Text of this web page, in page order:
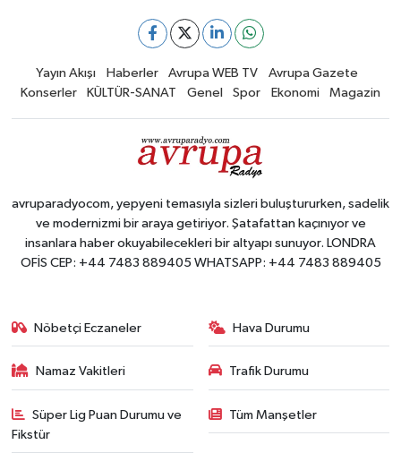
Yayın Akışı Haberler Avrupa WEB TV
Avrupa Gazete
Konserler
KÜLTÜR-SANAT Genel Spor Ekonomi Magazin
avruparadyocom, yepyeni temasıyla sizleri buluştururken, sadelik
ve modernizmi bir araya getiriyor. Şatafattan kaçınıyor ve
insanlara haber okuyabilecekleri bir altyapı sunuyor. LONDRA
OFİS CEP: +44 7483 889405 WHATSAPP: +44 7483 889405
Nöbetçi Eczaneler Hava Durumu
Namaz Vakitleri Trafik Durumu
Süper Lig Puan Durumu ve
Fikstür
Tüm Manşetler